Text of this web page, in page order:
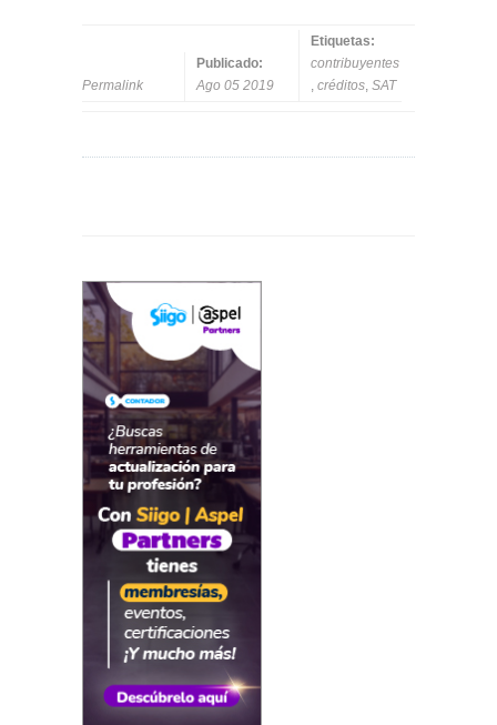
Permalink
Publicado:
Ago 05 2019
Etiquetas:
contribuyentes
, créditos, SAT